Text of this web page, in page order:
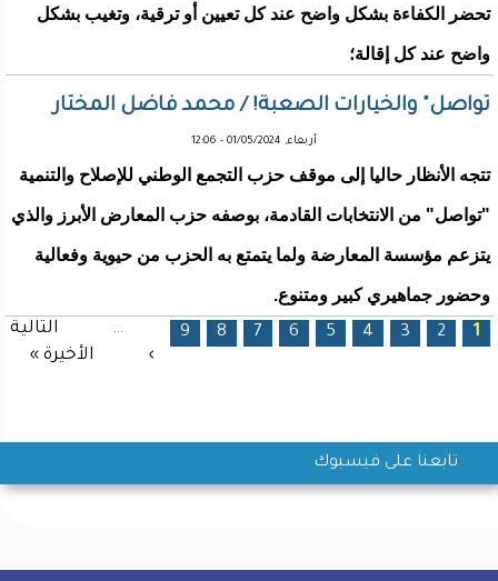
تحضر الكفاءة بشكل واضح عند كل تعيين أو ترقية، وتغيب بشكل
واضح عند كل إقالة؛
تواصل" والخيارات الصعبة! / محمد فاضل المختار
أربعاء, 01/05/2024 - 12:06
تتجه الأنظار حاليا إلى موقف حزب التجمع الوطني للإصلاح والتنمية
"تواصل" من الانتخابات القادمة، بوصفه حزب المعارض الأبرز والذي
يتزعم مؤسسة المعارضة ولما يتمتع به الحزب من حيوية وفعالية
وحضور جماهيري كبير ومتنوع.
الصفحات
1
2
3
4
5
6
7
8
9
…
التالية
›
الأخيرة »
تابعنا على فيسبوك